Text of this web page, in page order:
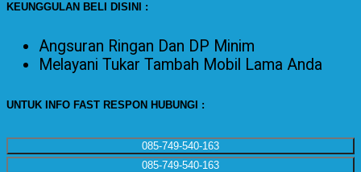
KEUNGGULAN BELI DISINI :
Angsuran Ringan Dan DP Minim
Melayani Tukar Tambah Mobil Lama Anda
UNTUK INFO FAST RESPON HUBUNGI :
085-749-540-163
085-749-540-163